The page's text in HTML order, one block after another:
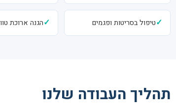
✓טיפול בסריטות ופגמים ✓הגנה ארוכת
תהליך העבודה שלנו